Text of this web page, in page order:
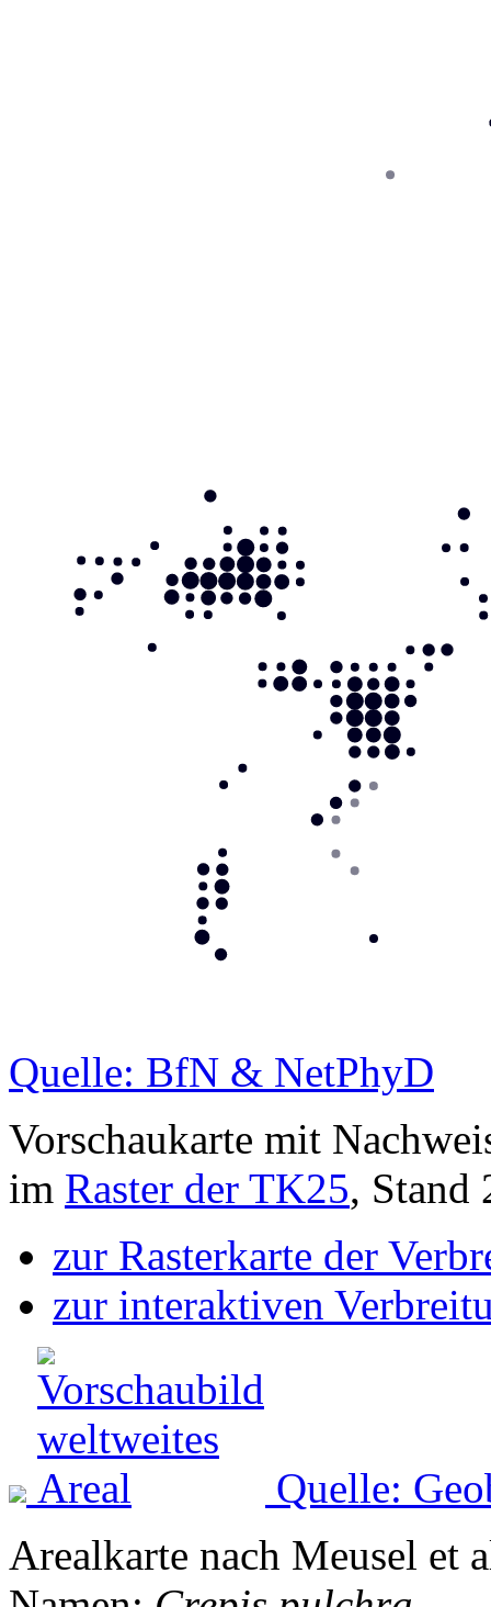
Quelle: BfN & NetPhyD
Vorschaukarte mit
im Raster der TK25, Stand
zur Rasterkarte der
zur interaktiven
Quelle:
Arealkarte nach Meusel et